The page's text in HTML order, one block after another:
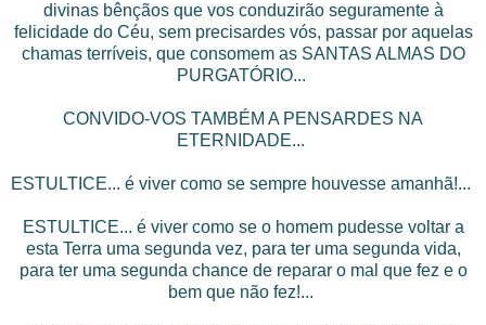
divinas bênçãos que vos conduzirão seguramente à
felicidade do Céu, sem precisardes vós, passar por aquelas
chamas terríveis, que consomem as SANTAS ALMAS DO
PURGATÓRIO...
CONVIDO-VOS TAMBÉM A PENSARDES NA
ETERNIDADE...
ESTULTICE... é viver como se sempre houvesse amanhã!...
ESTULTICE... é viver como se o homem pudesse voltar a
esta Terra uma segunda vez, para ter uma segunda vida,
para ter uma segunda chance de reparar o mal que fez e o
bem que não fez!...